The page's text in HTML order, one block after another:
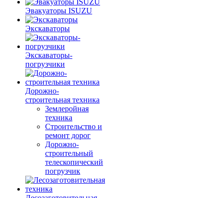
Эвакуаторы ISUZU
Экскаваторы
Экскаваторы-
погрузчики
Дорожно-
строительная техника
Землеройная
техника
Строительство и
ремонт дорог
Дорожно-
строительный
телескопический
погрузчик